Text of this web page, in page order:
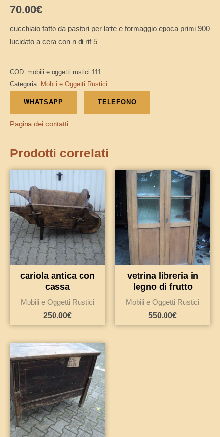
70.00€
cucchiaio fatto da pastori per latte e formaggio epoca primi 900
lucidato a cera con n di rif 5
COD: mobili e oggetti rustici 111
Categoria: Mobili e Oggetti Rustici
WHATSAPP TELEFONO
Pagina dei contatti
Prodotti correlati
cariola antica con
cassa
Mobili e Oggetti Rustici
250.00€
vetrina libreria in
legno di frutto
Mobili e Oggetti Rustici
550.00€